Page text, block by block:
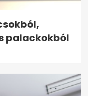
palackokból